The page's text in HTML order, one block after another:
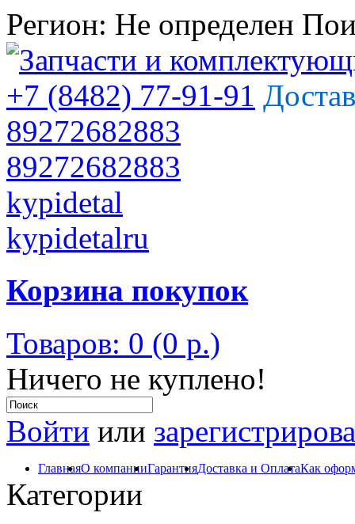
Регион: Не определен
+7 (8482) 77-91-91
89272682883
89272682883
kypidetal
kypidetalru
Корзина покупок
Товаров: 0 (0 р.)
Ничего не куплено!
Войти или
ГлавнаяО компанииГарантияДоставка и ОплатаКак
Категории